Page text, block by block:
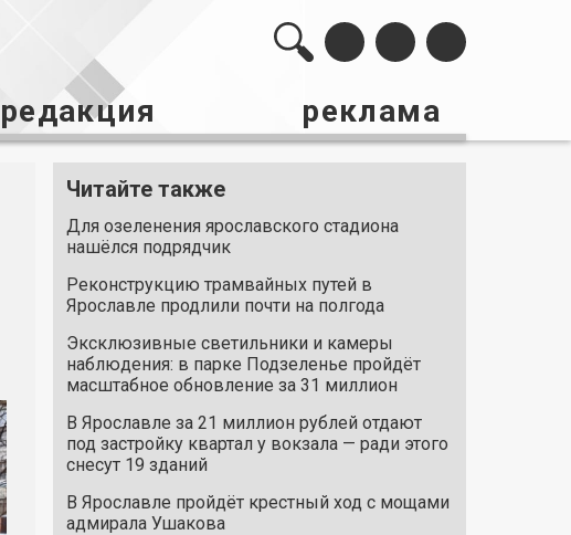
редакция реклама
Читайте также
Для озеленения ярославского стадиона
нашёлся подрядчик
Реконструкцию трамвайных путей в
Ярославле продлили почти на полгода
Эксклюзивные светильники и камеры
наблюдения: в парке Подзеленье пройдёт
масштабное обновление за 31 миллион
В Ярославле за 21 миллион рублей отдают
под застройку квартал у вокзала — ради этого
снесут 19 зданий
В Ярославле пройдёт крестный ход с мощами
адмирала Ушакова